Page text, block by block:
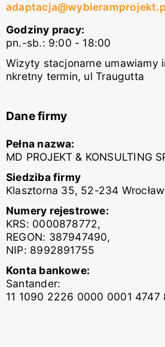
Godziny pracy:
pn.-sb.: 9:00 - 18:00
Wizyty stacjonarne umawiamy
nkretny termin, ul Traugutta
Dane firmy
Pełna nazwa:
MD PROJEKT & KONSULTING
Siedziba firmy
Klasztorna 35, 52-234 Wrocław
Numery rejestrowe:
KRS: 0000878772,
REGON: 387947490,
NIP: 8992891755
Konta bankowe:
Santander:
11 1090 2226 0000 0001 4747